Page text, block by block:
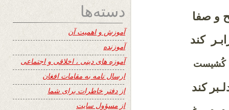
و صفا
کند
کُشیست
کند
دسته‌ها
آموزش و اهمیت آن
آموزنده
آموزه های دینی ، اخلاقی و اجتماعی
ارسال نامه به مقامات افغان
از دفتر خاطرات برای شما
از مسؤول سایت